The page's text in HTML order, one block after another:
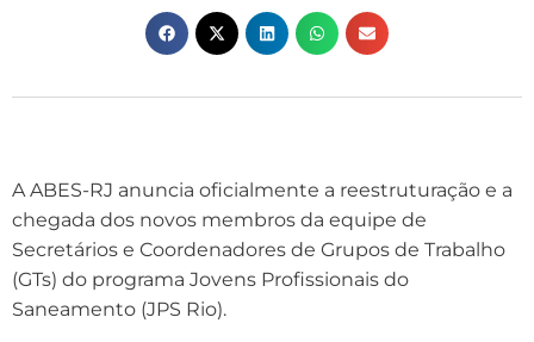
A ABES-RJ anuncia oficialmente a reestruturação e a
chegada dos novos membros da equipe de
Secretários e Coordenadores de Grupos de Trabalho
(GTs) do programa Jovens Profissionais do
Saneamento (JPS Rio).